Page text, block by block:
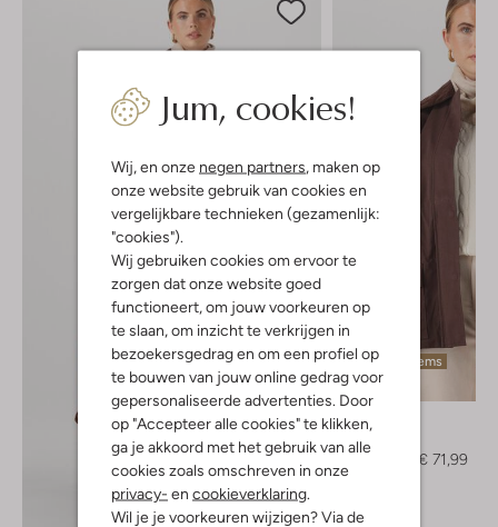
Jum, cookies!
Wij, en onze negen partners, maken op
onze website gebruik van cookies en
vergelijkbare technieken (gezamenlijk:
"cookies").
Wij gebruiken cookies om ervoor te
zorgen dat onze website goed
functioneert, om jouw voorkeuren op
te slaan, om inzicht te verkrijgen in
bezoekersgedrag en om een profiel op
te bouwen van jouw online gedrag voor
gepersonaliseerde advertenties. Door
op "Accepteer alle cookies" te klikken,
ga je akkoord met het gebruik van alle
cookies zoals omschreven in onze
privacy- en cookieverklaring.
Wil je je voorkeuren wijzigen? Via de
Ontdek de look
Laatste items
-40%
Neo Noir
Jack
€ 71,99